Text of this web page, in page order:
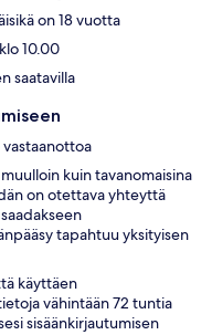
on 18 vuotta
10.00
saatavilla
vastaanottoa
kuin tavanomaisina
on otettava yhteyttä
tapahtuu yksityisen
käyttäen
vähintään 72 tuntia
sisäänkirjautumisen